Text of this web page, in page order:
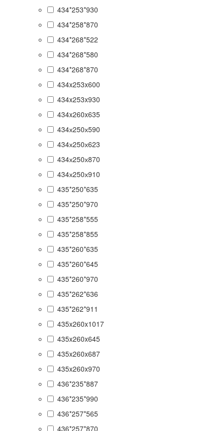
434*253*930
434*258*870
434*268*522
434*268*580
434*268*870
434x253x600
434x253x930
434x260x635
434х250х590
434х250х623
434х250х870
434х250х910
435*250*635
435*250*970
435*258*555
435*258*855
435*260*635
435*260*645
435*260*970
435*262*636
435*262*911
435x260x1017
435x260x645
435x260x687
435x260x970
436*235*887
436*235*990
436*257*565
436*257*870